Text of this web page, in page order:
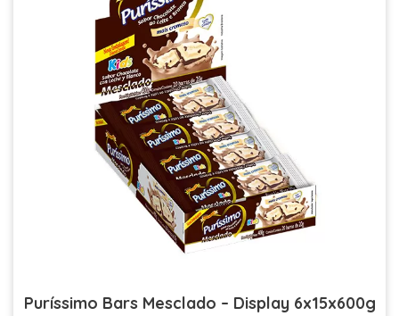
Puríssimo Bars Mesclado – Display 6x15x600g